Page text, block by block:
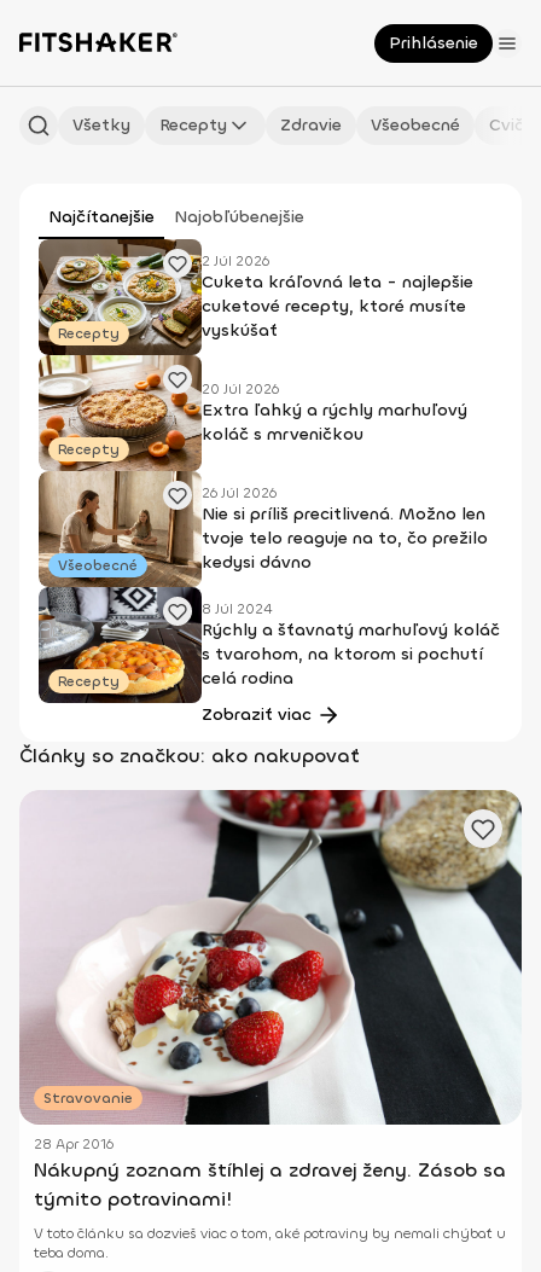
Prihlásenie
Všetky Recepty Zdravie Všeobecné
Najčítanejšie Najobľúbenejšie
Recepty
2 Júl 2026
Cuketa kráľovná leta - najlepšie
cuketové recepty, ktoré musíte
vyskúšať
Recepty
20 Júl 2026
Extra ľahký a rýchly marhuľový
koláč s mrveničkou
Všeobecné
26 Júl 2026
Nie si príliš precitlivená. Možno len
tvoje telo reaguje na to, čo prežilo
kedysi dávno
Recepty
8 Júl 2024
Rýchly a šťavnatý marhuľový koláč
s tvarohom, na ktorom si pochutí
celá rodina
Zobraziť viac
Články so značkou: ako nakupovať
Stravovanie
28 Apr 2016
Nákupný zoznam štíhlej a zdravej ženy. Zásob sa
týmito potravinami!
V toto článku sa dozvieš viac o tom, aké potraviny by nemali chýbať u
teba doma.